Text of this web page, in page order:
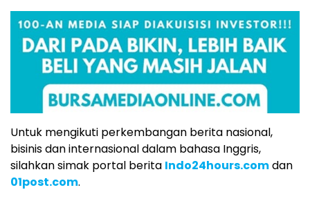
Untuk mengikuti perkembangan berita nasional,
bisinis dan internasional dalam bahasa Inggris,
silahkan simak portal berita Indo24hours.comdan
01post.com.